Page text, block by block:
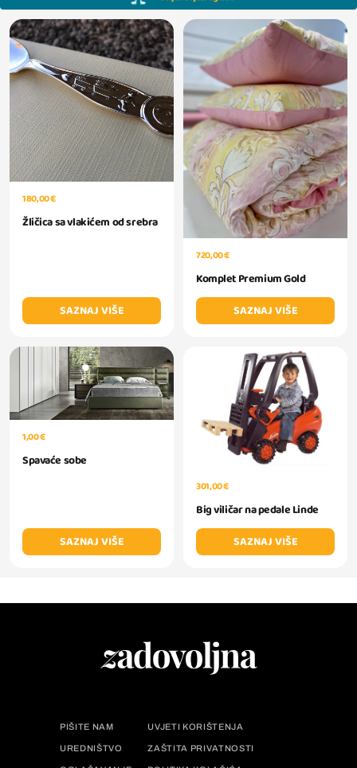
180,00 €
Žličica sa vlakićem od srebra
SAZNAJ VIŠE
720,00 €
Komplet Premium Gold
SAZNAJ VIŠE
1,00 €
Spavaće sobe
SAZNAJ VIŠE
301,00 €
Big viličar na pedale Linde
SAZNAJ VIŠE
PIŠITE NAM UVJETI KORIŠTENJA
UREDNIŠTVO ZAŠTITA PRIVATNOSTI